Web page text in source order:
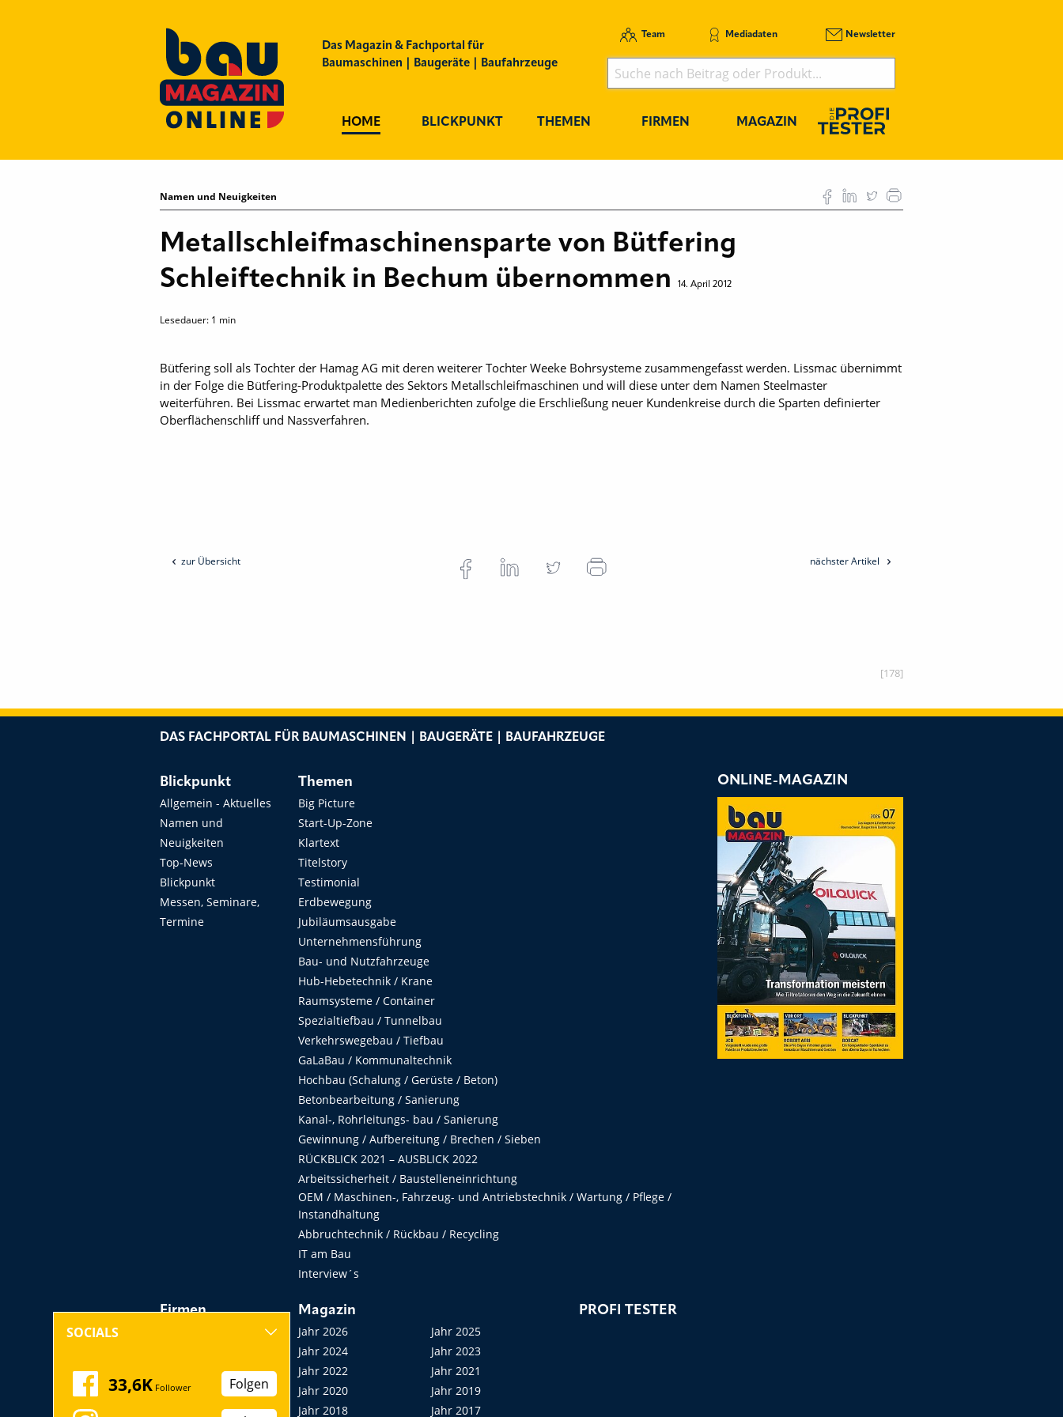
Das Magazin & Fachportal für
Baumaschinen | Baugeräte | Baufahrzeuge
Team Mediadaten Newsletter
HOME BLICKPUNKT THEMEN FIRMEN MAGAZIN
Namen und Neuigkeiten
Metallschleifmaschinensparte von Bütfering
Schleiftechnik in Bechum übernommen
14. April 2012
Lesedauer: 1 min
Bütfering soll als Tochter der Hamag AG mit deren weiterer Tochter Weeke Bohrsysteme zusammengefasst werden. Lissmac übernimmt
in der Folge die Bütfering-Produktpalette des Sektors Metallschleifmaschinen und will diese unter dem Namen Steelmaster
weiterführen. Bei Lissmac erwartet man Medienberichten zufolge die Erschließung neuer Kundenkreise durch die Sparten definierter
Oberflächenschliff und Nassverfahren.
zur Übersicht nächster Artikel
[178]
DAS FACHPORTAL FÜR BAUMASCHINEN | BAUGERÄTE | BAUFAHRZEUGE
Blickpunkt
Allgemein - Aktuelles
Namen und
Neuigkeiten
Top-News
Blickpunkt
Messen, Seminare,
Termine
Themen
Big Picture
Start-Up-Zone
Klartext
Titelstory
Testimonial
Erdbewegung
Jubiläumsausgabe
Unternehmensführung
Bau- und Nutzfahrzeuge
Hub-Hebetechnik / Krane
Raumsysteme / Container
Spezialtiefbau / Tunnelbau
Verkehrswegebau / Tiefbau
GaLaBau / Kommunaltechnik
Hochbau (Schalung / Gerüste / Beton)
Betonbearbeitung / Sanierung
Kanal-, Rohrleitungs- bau / Sanierung
Gewinnung / Aufbereitung / Brechen / Sieben
RÜCKBLICK 2021 – AUSBLICK 2022
Arbeitssicherheit / Baustelleneinrichtung
OEM / Maschinen-, Fahrzeug- und Antriebstechnik / Wartung / Pflege /
Instandhaltung
Abbruchtechnik / Rückbau / Recycling
IT am Bau
Interview´s
Firmen
Messen, Seminare,
Kongresse
Magazin
Jahr 2026
Jahr 2025
Jahr 2024
Jahr 2023
Jahr 2022
Jahr 2021
Jahr 2020
Jahr 2019
Jahr 2018
Jahr 2017
PROFI TESTER
ONLINE-MAGAZIN
SOCIALS
33,6K Follower Folgen